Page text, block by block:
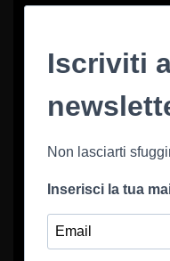
Iscriviti
Non lasciarti
Inserisci la tua